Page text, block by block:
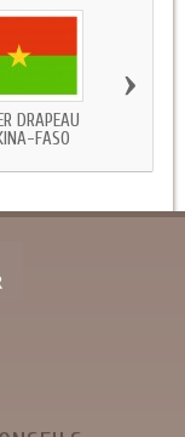
DRAPEAU
FASO
›